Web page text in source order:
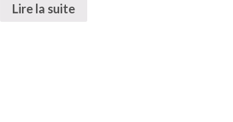
Lire la suite